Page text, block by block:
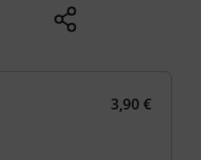
3,90 €